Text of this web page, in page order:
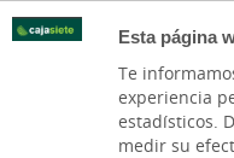
Esta página
Te
experiencia
estadísticos.
medir su